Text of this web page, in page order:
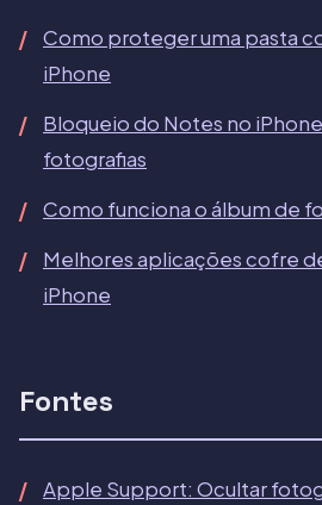
Como proteger uma pasta
iPhone
Bloqueio do Notes no
fotografias
Como funciona o álbum de
Melhores aplicações cofre
iPhone
Fontes
Apple Support: Ocultar